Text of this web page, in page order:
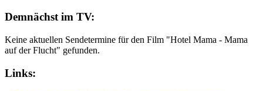
Demnächst im TV:
Keine aktuellen Sendetermine für den Film "Hotel Mama - Mama
auf der Flucht" gefunden.
Links: